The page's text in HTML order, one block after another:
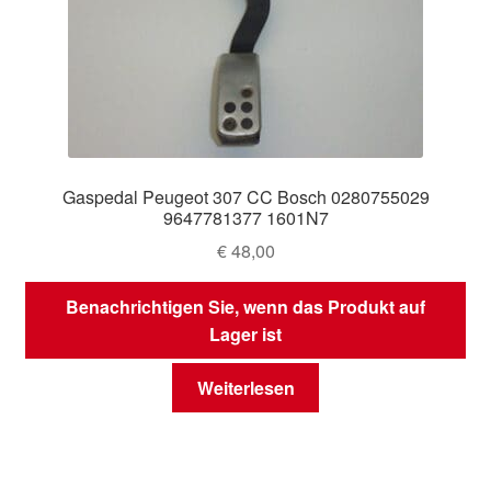
Gaspedal Peugeot 307 CC Bosch 0280755029
9647781377 1601N7
€48,00
Benachrichtigen Sie, wenn das Produkt auf
Lager ist
Weiterlesen